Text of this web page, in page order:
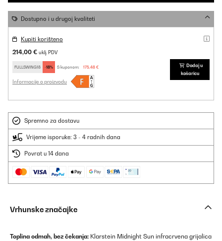
Dostupno i u drugoj kvaliteti
Kupiti korišteno
214,00 € uklj. PDV
FULLSWING18 -18% S kuponom: 175,48 €
Informacije o proizvodu
Dodaj u
košaricu
Spremno za dostavu
Vrijeme isporuke: 3 - 4 radnih dana
Povrat u 14 dana
Vrhunske značajke
Toplina odmah, bez čekanja: Klarstein Midnight Sun infracrvena grijalica